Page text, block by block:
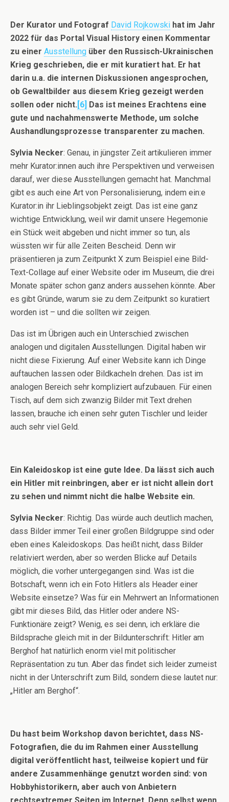
Der Kurator und Fotograf David Rojkowski hat im Jahr
2022 für das Portal Visual History einen Kommentar
zu einer Ausstellung über den Russisch-Ukrainischen
Krieg geschrieben, die er mit kuratiert hat. Er hat
darin u.a. die internen Diskussionen angesprochen,
ob Gewaltbilder aus diesem Krieg gezeigt werden
sollen oder nicht. [6] Das ist meines Erachtens eine
gute und nachahmenswerte Methode, um solche
Aushandlungsprozesse transparenter zu machen.
Sylvia Necker: Genau, in jüngster Zeit artikulieren immer
mehr Kurator:innen auch ihre Perspektiven und verweisen
darauf, wer diese Ausstellungen gemacht hat. Manchmal
gibt es auch eine Art von Personalisierung, indem ein:e
Kurator:in ihr Lieblingsobjekt zeigt. Das ist eine ganz
wichtige Entwicklung, weil wir damit unsere Hegemonie
ein Stück weit abgeben und nicht immer so tun, als
wüssten wir für alle Zeiten Bescheid. Denn wir
präsentieren ja zum Zeitpunkt X zum Beispiel eine Bild-
Text-Collage auf einer Website oder im Museum, die drei
Monate später schon ganz anders aussehen könnte. Aber
es gibt Gründe, warum sie zu dem Zeitpunkt so kuratiert
worden ist – und die sollten wir zeigen.
Das ist im Übrigen auch ein Unterschied zwischen
analogen und digitalen Ausstellungen. Digital haben wir
nicht diese Fixierung. Auf einer Website kann ich Dinge
auftauchen lassen oder Bildkacheln drehen. Das ist im
analogen Bereich sehr kompliziert aufzubauen. Für einen
Tisch, auf dem sich zwanzig Bilder mit Text drehen
lassen, brauche ich einen sehr guten Tischler und leider
auch sehr viel Geld.
Ein Kaleidoskop ist eine gute Idee. Da lässt sich auch
ein Hitler mit reinbringen, aber er ist nicht allein dort
zu sehen und nimmt nicht die halbe Website ein.
Sylvia Necker: Richtig. Das würde auch deutlich machen,
dass Bilder immer Teil einer großen Bildgruppe sind oder
eben eines Kaleidoskops. Das heißt nicht, dass Bilder
relativiert werden, aber so werden Blicke auf Details
möglich, die vorher untergegangen sind. Was ist die
Botschaft, wenn ich ein Foto Hitlers als Header einer
Website einsetze? Was für ein Mehrwert an Informationen
gibt mir dieses Bild, das Hitler oder andere NS-
Funktionäre zeigt? Wenig, es sei denn, ich erkläre die
Bildsprache gleich mit in der Bildunterschrift: Hitler am
Berghof hat natürlich enorm viel mit politischer
Repräsentation zu tun. Aber das findet sich leider zumeist
nicht in der Unterschrift zum Bild, sondern diese lautet nur:
„Hitler am Berghof“.
Du hast beim Workshop davon berichtet, dass NS-
Fotografien, die du im Rahmen einer Ausstellung
digital veröffentlicht hast, teilweise kopiert und für
andere Zusammenhänge genutzt worden sind: von
Hobbyhistorikern, aber auch von Anbietern